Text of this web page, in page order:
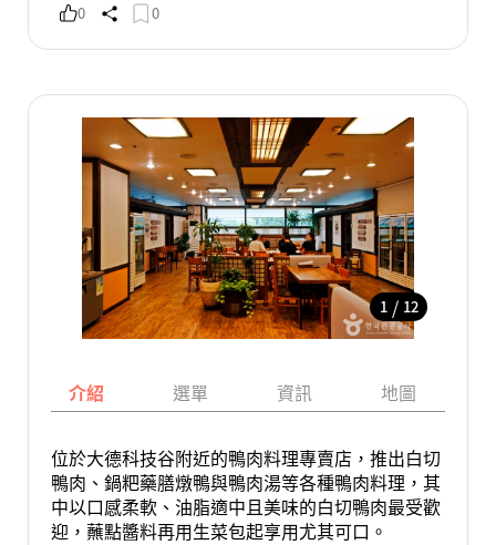
0 0
1 / 12
介紹 選單 資訊 地圖
位於大德科技谷附近的鴨肉料理專賣店，推出白切
鴨肉、鍋粑藥膳燉鴨與鴨肉湯等各種鴨肉料理，其
中以口感柔軟、油脂適中且美味的白切鴨肉最受歡
迎，蘸點醬料再用生菜包起享用尤其可口。